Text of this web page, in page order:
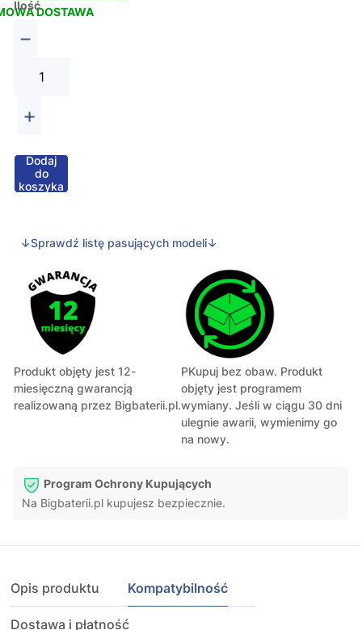
DOSTAWA
Ilość
−
+
Dodaj
do
koszyka
↓Sprawdź listę pasujących modeli↓
Produkt objęty jest 12-
miesięczną gwarancją
realizowaną przez Bigbaterii.pl.
PKupuj bez obaw. Produkt
objęty jest programem
wymiany. Jeśli w ciągu 30 dni
ulegnie awarii, wymienimy go
na nowy.
Program Ochrony Kupujących
Na Bigbaterii.pl kupujesz bezpiecznie.
Opis produktu Kompatybilność
Dostawa i płatność